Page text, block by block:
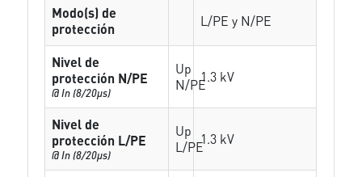
Modo(s) de
protección
L/PE y N/PE
Nivel de
protección N/PE
@ In (8/20µs)
Up
N/PE1.3 kV
Nivel de
protección L/PE
@ In (8/20µs)
Up
L/PE1.3 kV